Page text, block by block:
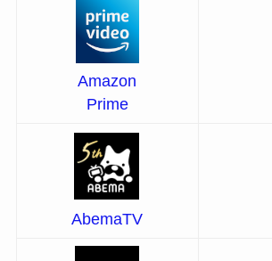
Amazon
Prime
AbemaTV